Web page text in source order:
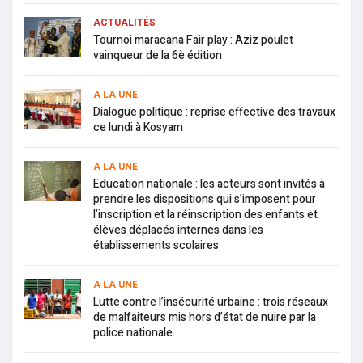
ACTUALITÉS
Tournoi maracana Fair play : Aziz poulet
vainqueur de la 6è édition
A LA UNE
Dialogue politique : reprise effective des travaux
ce lundi à Kosyam
A LA UNE
Education nationale : les acteurs sont invités à
prendre les dispositions qui s’imposent pour
l’inscription et la réinscription des enfants et
élèves déplacés internes dans les
établissements scolaires
A LA UNE
Lutte contre l’insécurité urbaine : trois réseaux
de malfaiteurs mis hors d’état de nuire par la
police nationale.